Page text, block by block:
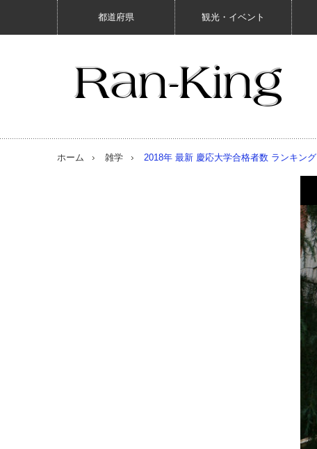
都道府県 観光・イベント
ホーム 雑学 2018年 最新 慶応大学合格者数 ランキング